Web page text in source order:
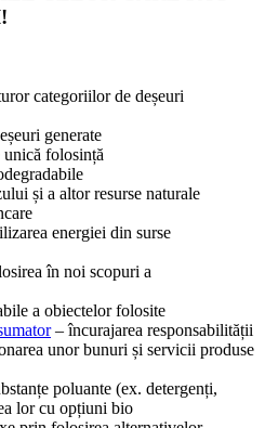
categoriilor de deșeuri
generate
unică folosință
și a altor resurse naturale
energiei din surse
în noi scopuri a
a obiectelor folosite
– încurajarea responsabilității
unor bunuri și servicii produse
poluante (ex. detergenți,
lor cu opțiuni bio